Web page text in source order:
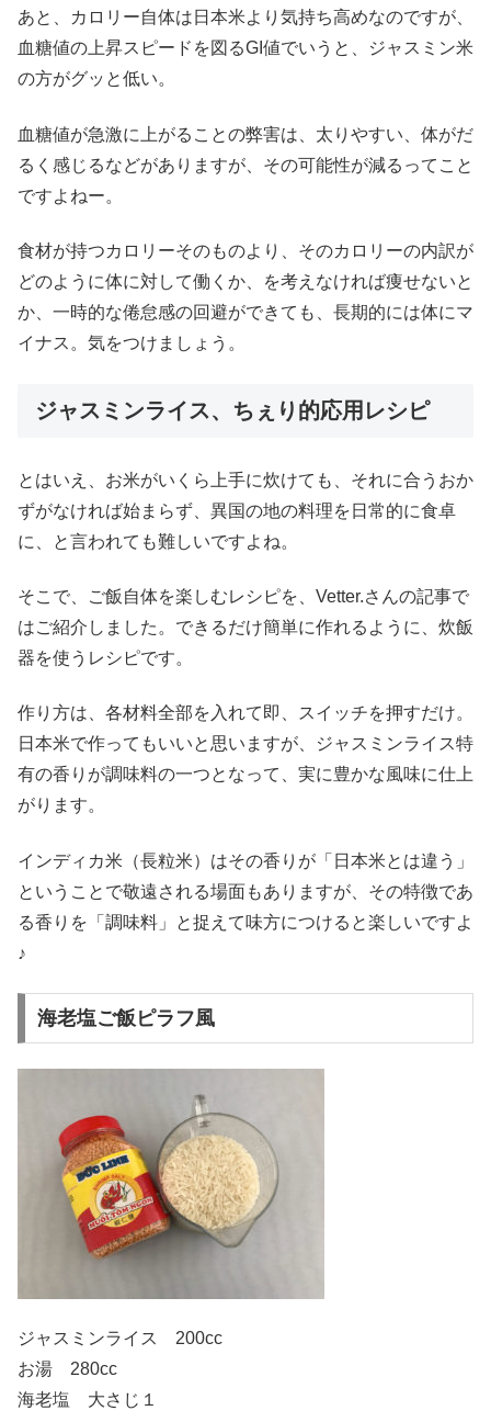
あと、カロリー自体は日本米より気持ち高めなのですが、
血糖値の上昇スピードを図るGI値でいうと、ジャスミン米
の方がグッと低い。
血糖値が急激に上がることの弊害は、太りやすい、体がだ
るく感じるなどがありますが、その可能性が減るってこと
ですよねー。
食材が持つカロリーそのものより、そのカロリーの内訳が
どのように体に対して働くか、を考えなければ痩せないと
か、一時的な倦怠感の回避ができても、長期的には体にマ
イナス。気をつけましょう。
ジャスミンライス、ちぇり的応用レシピ
とはいえ、お米がいくら上手に炊けても、それに合うおか
ずがなければ始まらず、異国の地の料理を日常的に食卓
に、と言われても難しいですよね。
そこで、ご飯自体を楽しむレシピを、Vetter.さんの記事で
はご紹介しました。できるだけ簡単に作れるように、炊飯
器を使うレシピです。
作り方は、各材料全部を入れて即、スイッチを押すだけ。
日本米で作ってもいいと思いますが、ジャスミンライス特
有の香りが調味料の一つとなって、実に豊かな風味に仕上
がります。
インディカ米（長粒米）はその香りが「日本米とは違う」
ということで敬遠される場面もありますが、その特徴であ
る香りを「調味料」と捉えて味方につけると楽しいですよ
♪
海老塩ご飯ピラフ風
ジャスミンライス 200cc
お湯 280cc
海老塩 大さじ１